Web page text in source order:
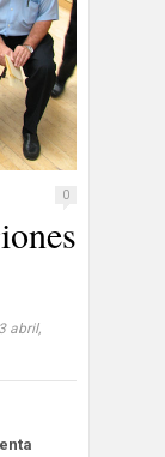
0
abril,